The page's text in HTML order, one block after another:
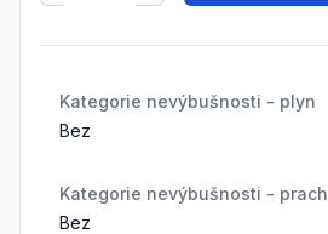
Kategorie nevýbušnosti - plyn
Bez
Kategorie nevýbušnosti - prach
Bez